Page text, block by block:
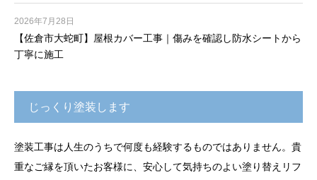
【佐倉市大蛇町】屋根カバー工事｜傷みを確認し防水シートから
丁寧に施工
2026年7月28日
じっくり塗装します
塗装工事は人生のうちで何度も経験するものではありません。貴
重なご縁を頂いたお客様に、安心して気持ちのよい塗り替えリフ